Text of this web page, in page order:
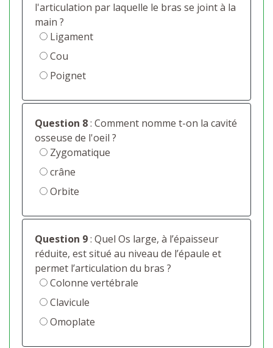
l'articulation par laquelle le bras se joint à la
main ?
Ligament
Cou
Poignet
Question 8: Comment nomme t-on la cavité
osseuse de l'oeil ?
Zygomatique
crâne
Orbite
Question 9: Quel Os large, à l’épaisseur
réduite, est situé au niveau de l’épaule et
permet l’articulation du bras ?
Colonne vertébrale
Clavicule
Omoplate